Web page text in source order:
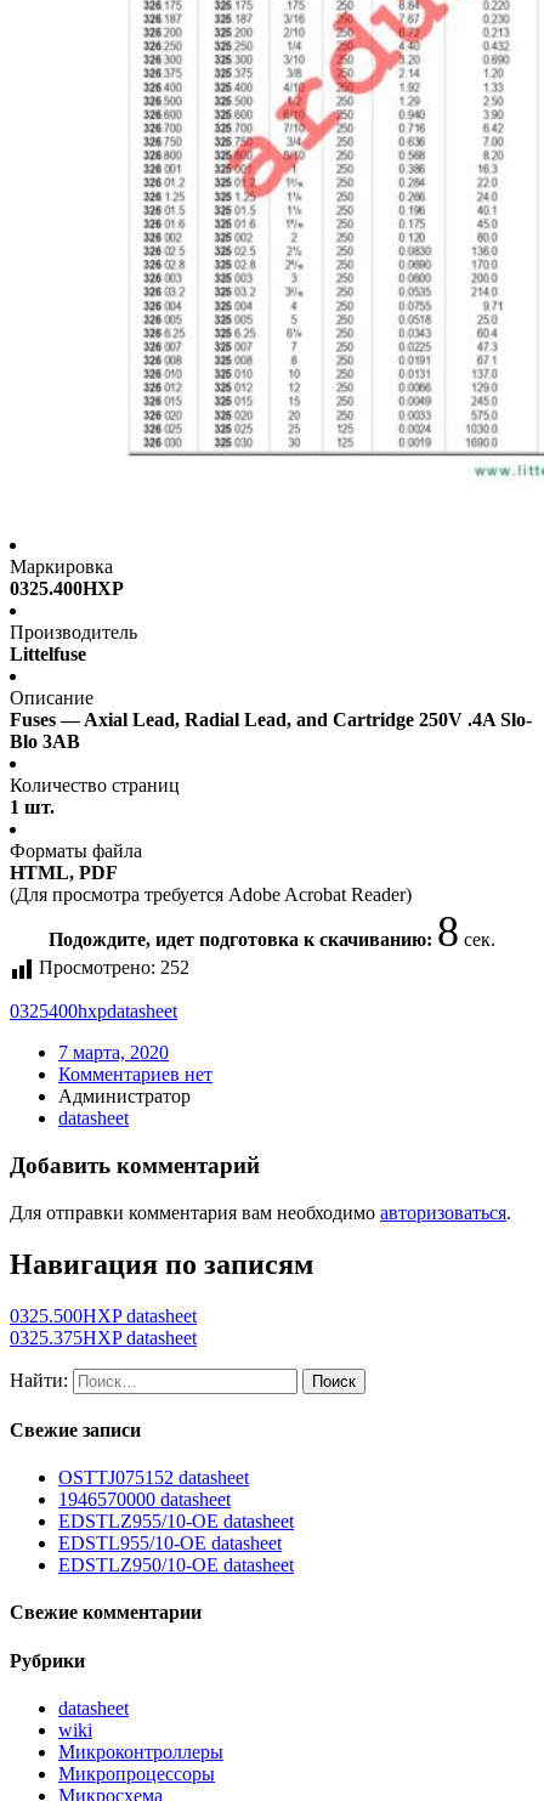
Маркировка
0325.400HXP
Производитель
Littelfuse
Описание
Fuses — Axial Lead, Radial Lead, and Cartridge 250V .4A Slo-
Blo 3AB
Количество страниц
1 шт.
Форматы файла
HTML, PDF
(Для просмотра требуется Adobe Acrobat Reader)
Подождите, идет подготовка к скачиванию: 7 сек.
Просмотрено: 252
0325400hxpdatasheet
7 марта, 2020
Комментариев нет
Администратор
datasheet
Добавить комментарий
Для отправки комментария вам необходимо авторизоваться.
Навигация по записям
0325.500HXP datasheet
0325.375HXP datasheet
Найти:
Свежие записи
OSTTJ075152 datasheet
1946570000 datasheet
EDSTLZ955/10-OE datasheet
EDSTL955/10-OE datasheet
EDSTLZ950/10-OE datasheet
Свежие комментарии
Рубрики
datasheet
wiki
Микроконтроллеры
Микропроцессоры
Микросхема